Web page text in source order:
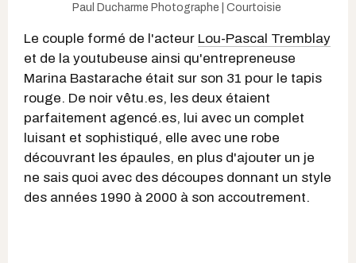
Paul Ducharme Photographe | Courtoisie
Le couple formé de l'acteur Lou-Pascal Tremblay
et de la youtubeuse ainsi qu'entrepreneuse
Marina Bastarache était sur son 31 pour le tapis
rouge. De noir vêtu.es, les deux étaient
parfaitement agencé.es, lui avec un complet
luisant et sophistiqué, elle avec une robe
découvrant les épaules, en plus d'ajouter un je
ne sais quoi avec des découpes donnant un style
des années 1990 à 2000 à son accoutrement.